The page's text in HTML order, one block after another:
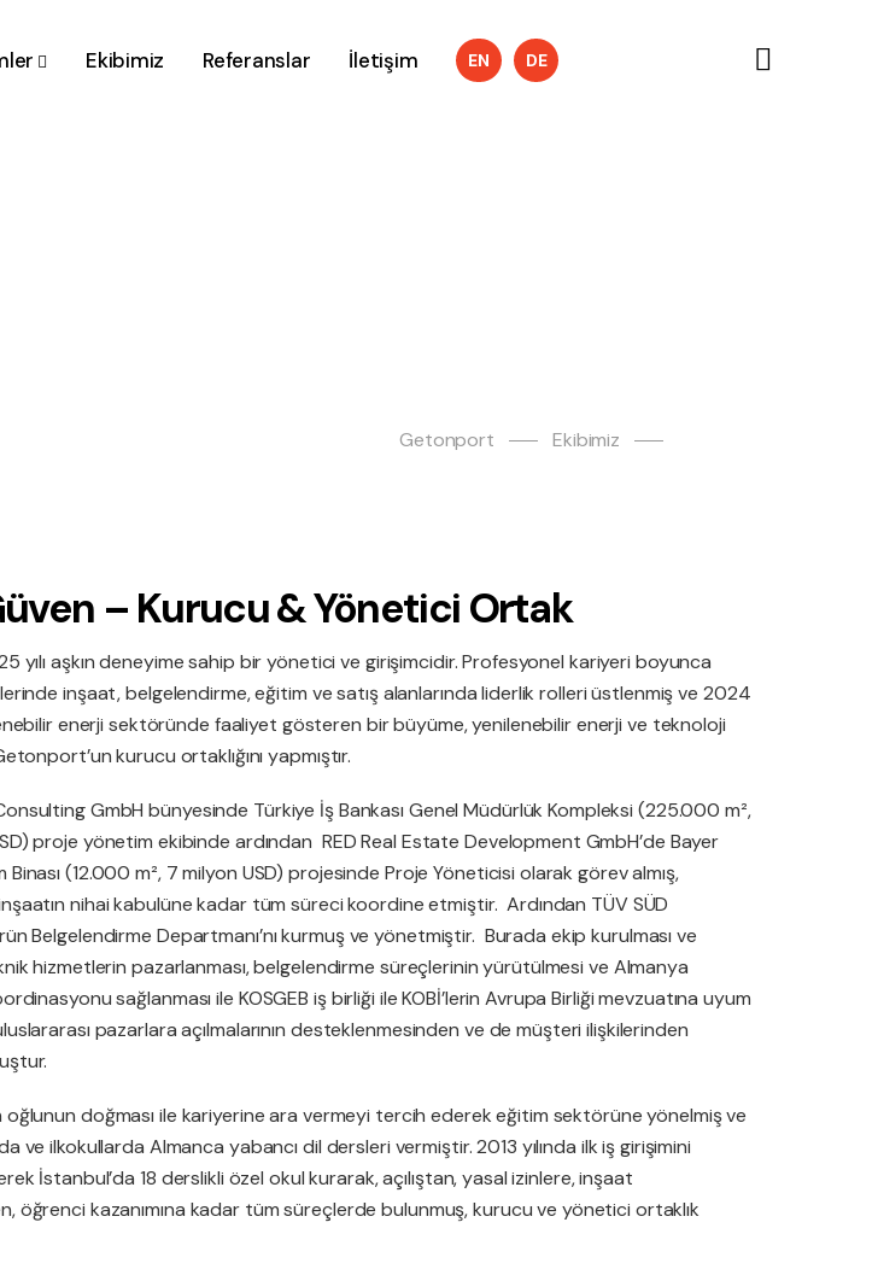
Ekibimiz Referanslar İletişim EN DE
Getonport Ekibimiz
– Kurucu & Yönetici Ortak
yılı aşkın deneyime sahip bir yönetici ve girişimcidir. Profesyonel kariyeri boyunca
inşaat, belgelendirme, eğitim ve satış alanlarında liderlik rolleri üstlenmiş ve 2024
enerji sektöründe faaliyet gösteren bir büyüme, yenilenebilir enerji ve teknoloji
kurucu ortaklığını yapmıştır.
GmbH bünyesinde Türkiye İş Bankası Genel Müdürlük Kompleksi (225.000 m²,
proje yönetim ekibinde ardından RED Real Estate Development GmbH’de Bayer
Binası (12.000 m², 7 milyon USD) projesinde Proje Yöneticisi olarak görev almış,
nihai kabulüne kadar tüm süreci koordine etmiştir. Ardından TÜV SÜD
Belgelendirme Departmanı’nı kurmuş ve yönetmiştir. Burada ekip kurulması ve
hizmetlerin pazarlanması, belgelendirme süreçlerinin yürütülmesi ve Almanya
sağlanması ile KOSGEB iş birliği ile KOBİ’lerin Avrupa Birliği mevzuatına uyum
pazarlara açılmalarının desteklenmesinden ve de müşteri ilişkilerinden
oğlunun doğması ile kariyerine ara vermeyi tercih ederek eğitim sektörüne yönelmiş ve
ve ilkokullarda Almanca yabancı dil dersleri vermiştir. 2013 yılında ilk iş girişimini
İstanbul’da 18 derslikli özel okul kurarak, açılıştan, yasal izinlere, inşaat
öğrenci kazanımına kadar tüm süreçlerde bulunmuş, kurucu ve yönetici ortaklık